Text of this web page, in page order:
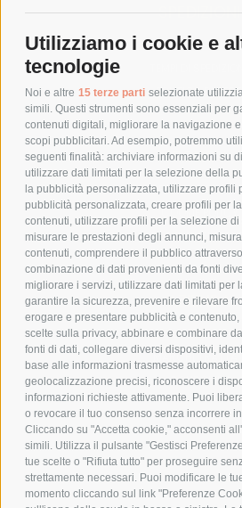
Utilizziamo i cookie e
tecnologie
Noi e altre 15 terze parti selezionate
simili. Questi strumenti sono essenziali per
contenuti digitali, migliorare la navigazione
scopi pubblicitari. Ad esempio, potremmo
seguenti finalità: archiviare informazioni su
utilizzare dati limitati per la selezione della
la pubblicità personalizzata, utilizzare profili
pubblicità personalizzata, creare profili per
contenuti, utilizzare profili per la selezione
misurare le prestazioni degli annunci,
contenuti, comprendere il pubblico
combinazione di dati provenienti da fonti
migliorare i servizi, utilizzare dati limitati per
garantire la sicurezza, prevenire e rilevare
erogare e presentare pubblicità e
scelte sulla privacy, abbinare e combinare
fonti di dati, collegare diversi dispositivi,
base alle informazioni trasmesse
geolocalizzazione precisi, riconoscere i
informazioni richieste attivamente. Puoi
o revocare il tuo consenso senza incorrere
Cliccando su "Accetta cookie," acconsenti
simili. Utilizza il pulsante "Gestisci
tue scelte o "Rifiuta tutto" per proseguire
strettamente necessari. Puoi modificare le
momento cliccando sul link "Preferenze
SPEDIZIONI
COSTI DI
POLITICA DI RESO
POLICY
PRIVACY POLICY
COOKIE POLICY
PAGAMENTI
AZIENDA
CHI SIAMO
MARCHI
CONDOMINI